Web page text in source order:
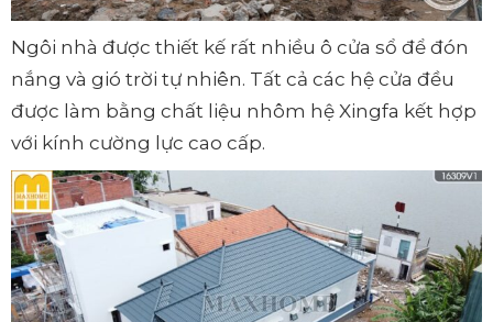
Ngôi nhà được thiết kế rất nhiều ô cửa sổ để đón
nắng và gió trời tự nhiên. Tất cả các hệ cửa đều
được làm bằng chất liệu nhôm hệ Xingfa kết hợp
với kính cường lực cao cấp.